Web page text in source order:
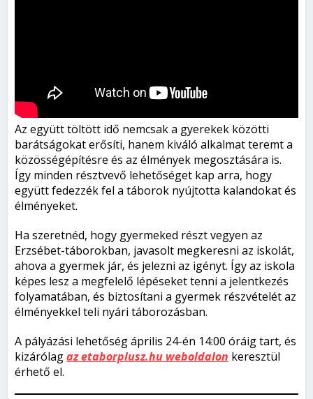
Az együtt töltött idő nemcsak a gyerekek közötti
barátságokat erősíti, hanem kiváló alkalmat teremt a
közösségépítésre és az élmények megosztására is.
Így minden résztvevő lehetőséget kap arra, hogy
együtt fedezzék fel a táborok nyújtotta kalandokat és
élményeket.
Ha szeretnéd, hogy gyermeked részt vegyen az
Erzsébet-táborokban, javasolt megkeresni az iskolát,
ahova a gyermek jár, és jelezni az igényt. Így az iskola
képes lesz a megfelelő lépéseket tenni a jelentkezés
folyamatában, és biztosítani a gyermek részvételét az
élményekkel teli nyári táborozásban.
A pályázási lehetőség április 24-én 14:00 óráig tart, és
kizárólagaz etaborplusz.hu weboldalon keresztül
érhető el.